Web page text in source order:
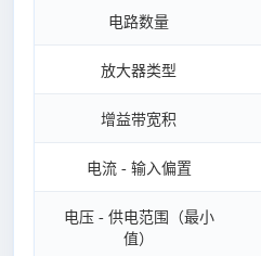
电路数量
放大器类型
增益带宽积
电流 - 输入偏置
电压 - 供电范围（最小
值）